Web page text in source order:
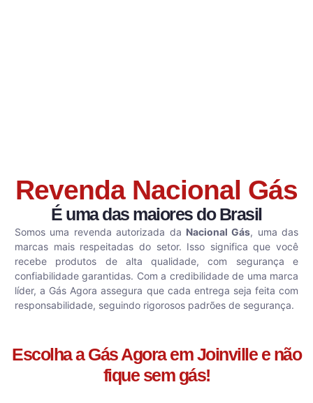
Revenda Nacional Gás
É uma das maiores do Brasil
Somos uma revenda autorizada da Nacional Gás, uma das
marcas mais respeitadas do setor. Isso significa que você
recebe produtos de alta qualidade, com segurança e
confiabilidade garantidas. Com a credibilidade de uma marca
líder, a Gás Agora assegura que cada entrega seja feita com
responsabilidade, seguindo rigorosos padrões de segurança.
Escolha a Gás Agora em Joinville e não
fique sem gás!